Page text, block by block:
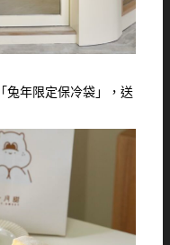
兔年限定保冷袋」，送